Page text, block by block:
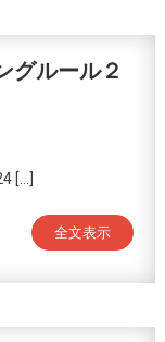
グルール２
[…]
全文表示